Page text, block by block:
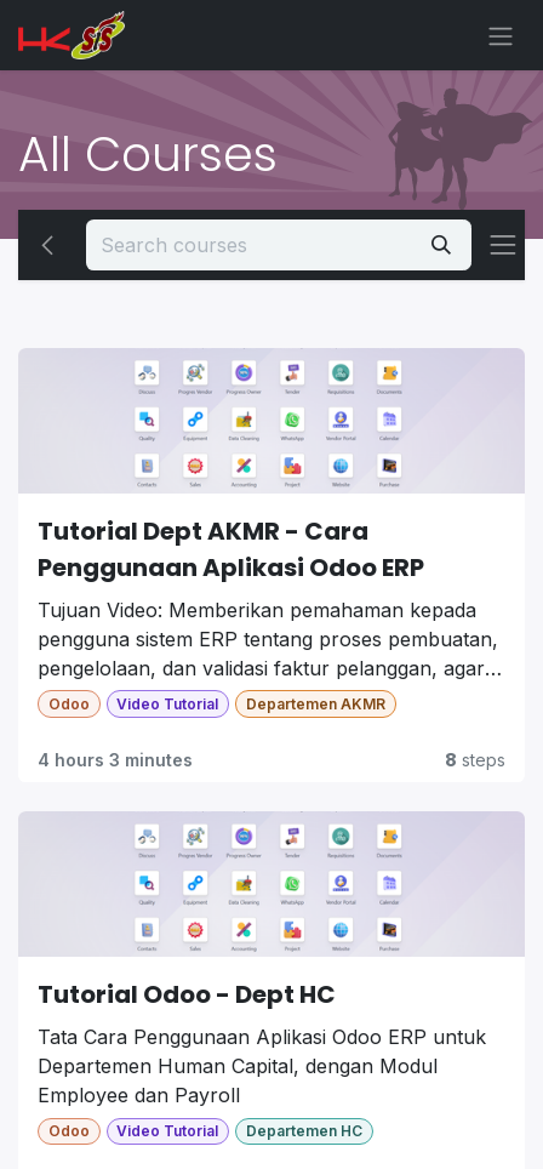
Skip to Content
All Courses
Tutorial Dept AKMR - Cara
Penggunaan Aplikasi Odoo ERP
Tujuan Video: Memberikan pemahaman kepada
pengguna sistem ERP tentang proses pembuatan,
pengelolaan, dan validasi faktur pelanggan, agar
proses penagihan berjalan akurat dan terintegrasi
dengan modul lain sepertiSales, Accounting, dan
SCM.
Odoo Video Tutorial Departemen AKMR
4 hours 3 minutes 8 steps
Tutorial Odoo - Dept HC
Tata Cara Penggunaan Aplikasi Odoo ERP untuk
Departemen Human Capital, dengan Modul
Employee dan Payroll
Odoo Video Tutorial Departemen HC